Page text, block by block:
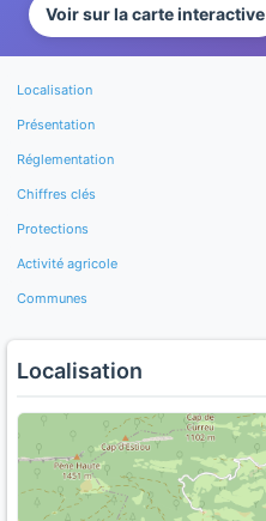
Voir sur la carte interactive
Localisation
Présentation
Réglementation
Chiffres clés
Protections
Activité agricole
Communes
Localisation